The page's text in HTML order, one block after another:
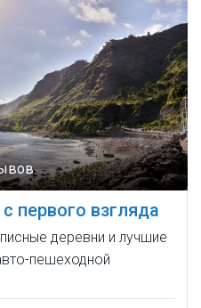
первого взгляда
деревни и лучшие
пешеходной